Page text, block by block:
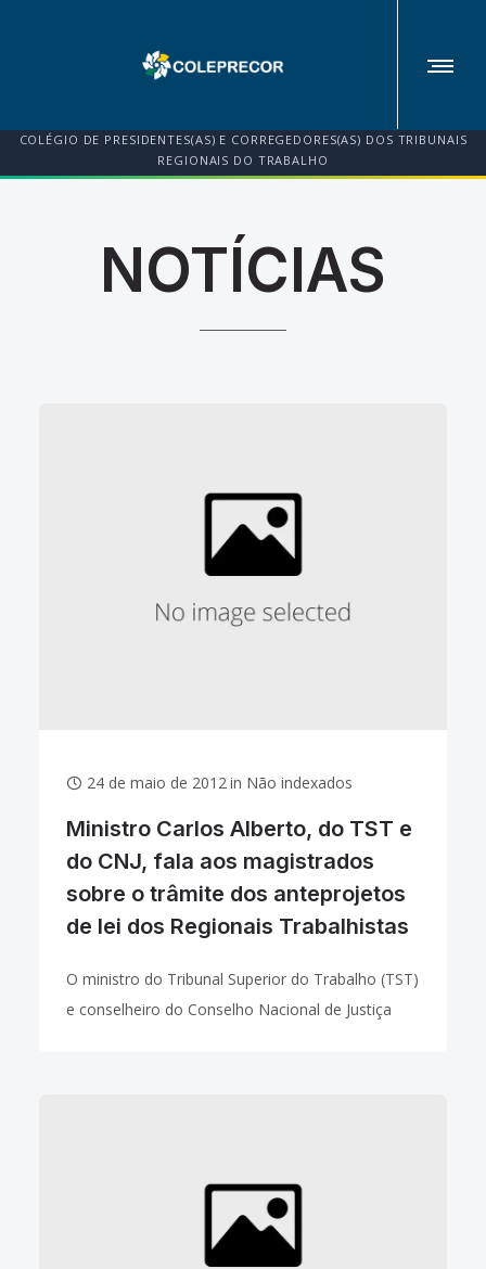
COLÉGIO DE PRESIDENTES(AS) E CORREGEDORES(AS) DOS TRIBUNAIS
REGIONAIS DO TRABALHO
NOTÍCIAS
24 de maio de 2012 in Não indexados
Ministro Carlos Alberto, do TST e
do CNJ, fala aos magistrados
sobre o trâmite dos anteprojetos
de lei dos Regionais Trabalhistas
O ministro do Tribunal Superior do Trabalho (TST)
e conselheiro do Conselho Nacional de Justiça